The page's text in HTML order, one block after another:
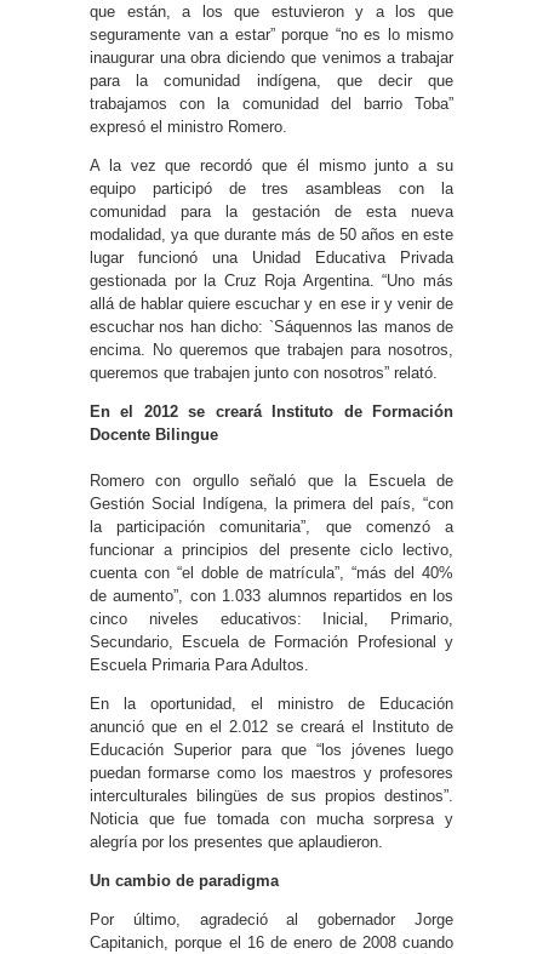
que están, a los que estuvieron y a los que
seguramente van a estar” porque “no es lo mismo
inaugurar una obra diciendo que venimos a trabajar
para la comunidad indígena, que decir que
trabajamos con la comunidad del barrio Toba”
expresó el ministro Romero.
A la vez que recordó que él mismo junto a su
equipo participó de tres asambleas con la
comunidad para la gestación de esta nueva
modalidad, ya que durante más de 50 años en este
lugar funcionó una Unidad Educativa Privada
gestionada por la Cruz Roja Argentina. “Uno más
allá de hablar quiere escuchar y en ese ir y venir de
escuchar nos han dicho: `Sáquennos las manos de
encima. No queremos que trabajen para nosotros,
queremos que trabajen junto con nosotros” relató.
En el 2012 se creará Instituto de Formación
Docente Bilingue
Romero con orgullo señaló que la Escuela de
Gestión Social Indígena, la primera del país, “con
la participación comunitaria”, que comenzó a
funcionar a principios del presente ciclo lectivo,
cuenta con “el doble de matrícula”, “más del 40%
de aumento”, con 1.033 alumnos repartidos en los
cinco niveles educativos: Inicial, Primario,
Secundario, Escuela de Formación Profesional y
Escuela Primaria Para Adultos.
En la oportunidad, el ministro de Educación
anunció que en el 2.012 se creará el Instituto de
Educación Superior para que “los jóvenes luego
puedan formarse como los maestros y profesores
interculturales bilingües de sus propios destinos”.
Noticia que fue tomada con mucha sorpresa y
alegría por los presentes que aplaudieron.
Un cambio de paradigma
Por último, agradeció al gobernador Jorge
Capitanich, porque el 16 de enero de 2008 cuando